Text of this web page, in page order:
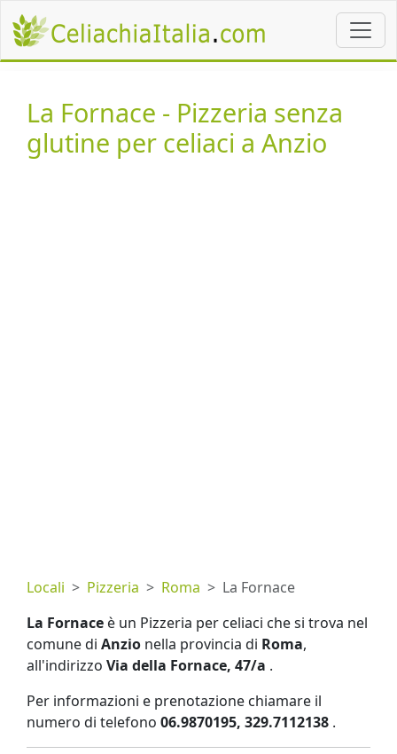
La Fornace - Pizzeria senza
glutine per celiaci a Anzio
Locali Pizzeria Roma
La Fornace
La Fornace è un Pizzeria per celiaci che si trova nel
comune di Anzio nella provincia di Roma,
all'indirizzo Via della Fornace, 47/a .
Per informazioni e prenotazione chiamare il
numero di telefono 06.9870195, 329.7112138 .